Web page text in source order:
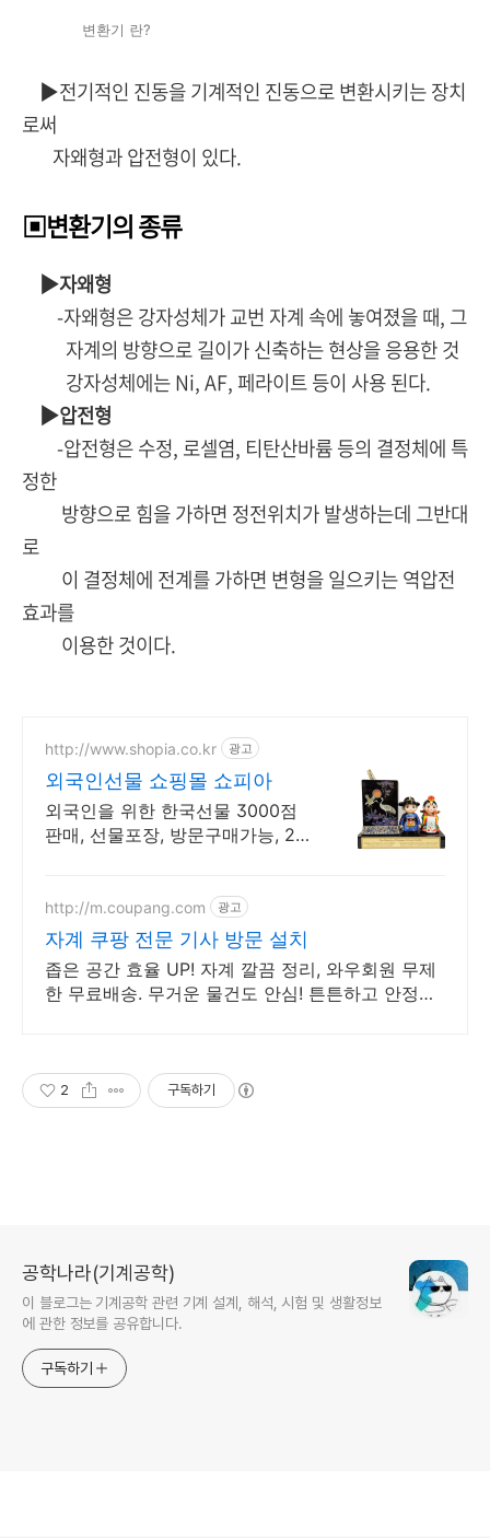
변환기 란?
▶전기적인 진동을 기계적인 진동으로 변환시키는 장치
로써
자왜형과 압전형이 있다.
▣변환기의 종류
▶자왜형
-자왜형은 강자성체가 교번 자계 속에 놓여졌을 때, 그
자계의 방향으로 길이가 신축하는 현상을 응용한 것
강자성체에는 Ni, AF, 페라이트 등이 사용 된다.
▶압전형
-압전형은 수정, 로셀염, 티탄산바륨 등의 결정체에 특
정한
방향으로 힘을 가하면 정전위치가 발생하는데 그반대
로
이 결정체에 전계를 가하면 변형을 일으키는 역압전
효과를
이용한 것이다.
http://www.shopia.co.kr 광고
외국인선물 쇼핑몰 쇼피아
외국인을 위한 한국선물 3000점
판매, 선물포장, 방문구매가능, 2호
http://m.coupang.com 광고
자계 쿠팡 전문 기사 방문 설치
좁은 공간 효율 UP! 자계 깔끔 정리, 와우회원 무제
한 무료배송. 무거운 물건도 안심! 튼튼하고 안정적
2 구독하기
공학나라(기계공학)
이 블로그는 기계공학 관련 기계 설계, 해석, 시험 및 생활정보
에 관한 정보를 공유합니다.
구독하기